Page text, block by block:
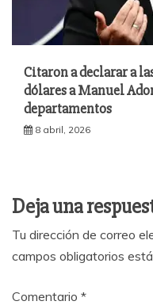
Citaron a declarar a
dólares a Manuel
departamentos
8 abril, 2026
Deja una
Tu dirección de correo
campos obligatorios
Comentario *